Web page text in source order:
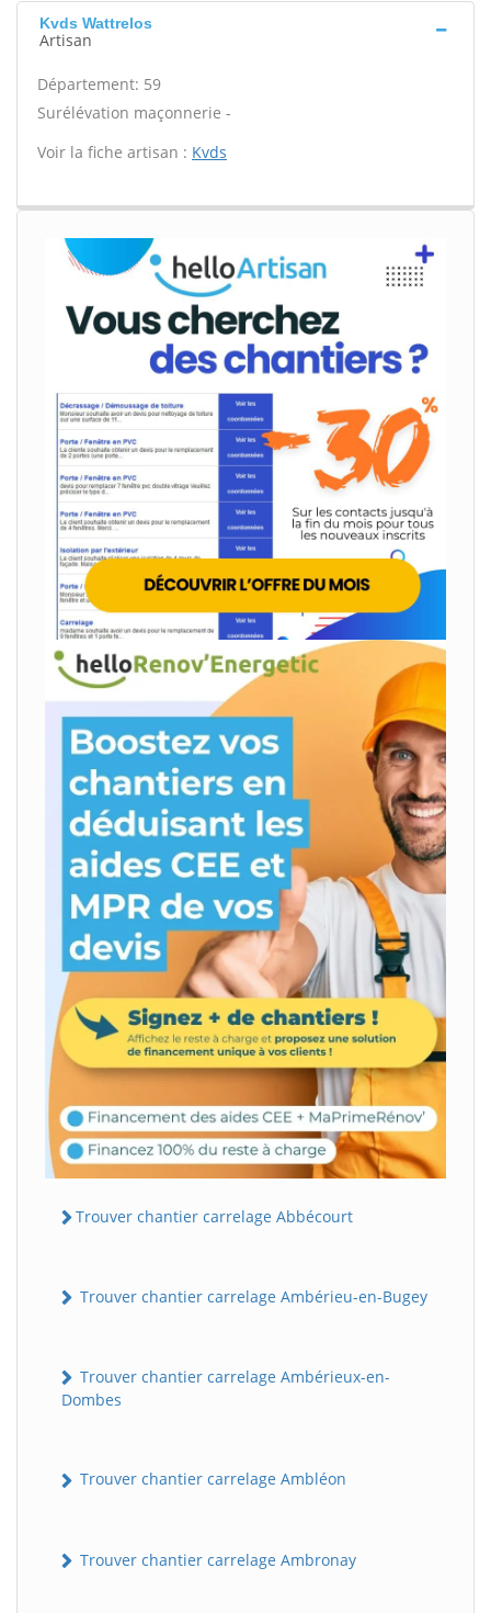
Kvds Wattrelos
Artisan
Département: 59
Surélévation maçonnerie -
Voir la fiche artisan : Kvds
Trouver chantier carrelage Abbécourt
Trouver chantier carrelage Ambérieu-en-Bugey
Trouver chantier carrelage Ambérieux-en-
Dombes
Trouver chantier carrelage Ambléon
Trouver chantier carrelage Ambronay